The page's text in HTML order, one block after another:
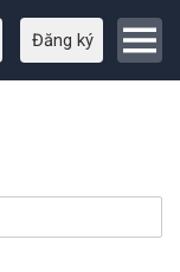
Đăng ký